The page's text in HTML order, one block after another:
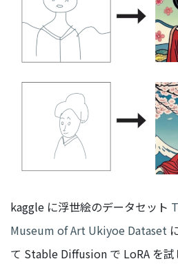
kaggle に浮世絵のデータセット
Museum of Art Ukiyoe Dataset
て Stable Diffusion で LoRA を試